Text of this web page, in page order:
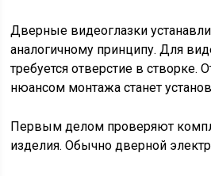
Дверные видеоглазки
аналогичному принципу. Для
требуется отверстие в створке.
нюансом монтажа станет
Первым делом проверяют
изделия. Обычно дверной